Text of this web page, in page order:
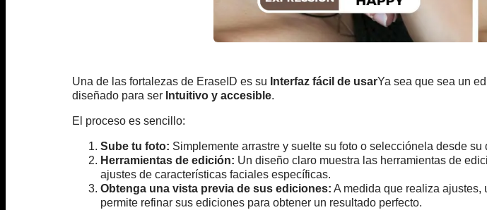
Una de las fortalezas de EraseID es su Interfaz fácil de usarYa sea que sea un
diseñado para ser Intuitivo y accesible.
El proceso es sencillo:
Sube tu foto: Simplemente arrastre y suelte su foto o selecciónela desde su
Herramientas de edición: Un diseño claro muestra las herramientas de
ajustes de características faciales específicas.
Obtenga una vista previa de sus ediciones: A medida que realiza ajustes,
permite refinar sus ediciones para obtener un resultado perfecto.